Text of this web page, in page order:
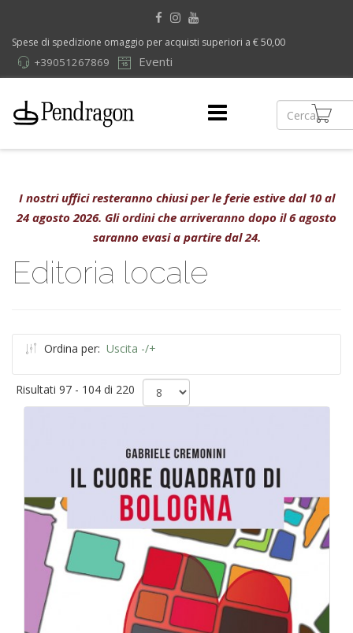
Spese di spedizione omaggio per acquisti superiori a € 50,00
Eventi
+39051267869
I nostri uffici resteranno chiusi per le ferie estive dal 10 al
24 agosto 2026. Gli ordini che arriveranno dopo il 6 agosto
saranno evasi a partire dal 24.
Editoria locale
Ordina per: Uscita -/+
Risultati 97 - 104 di 220